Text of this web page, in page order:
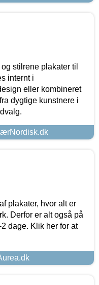
stilrene plakater til
internt i
eller kombineret
dygtige kunstnere i
plakater, hvor alt er
Derfor er alt også på
dage. Klik her for at